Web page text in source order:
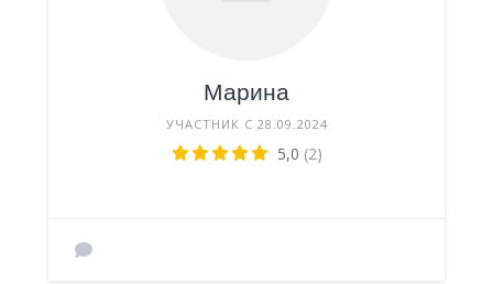
Марина
УЧАСТНИК С 28.09.2024
5,0 (2)